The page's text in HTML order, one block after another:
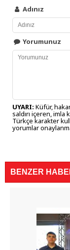
Adınız
Yorumunuz
UYARI: Küfür,
saldırı içeren, imla
Türkçe karakter
yorumlar
BENZER